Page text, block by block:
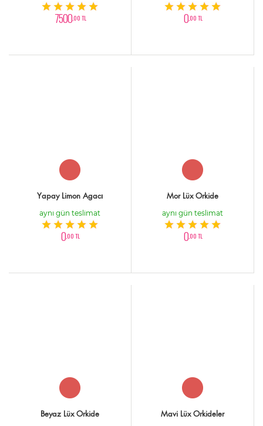
7500,00 TL 0,00 TL
Yapay Limon Agacı
aynı gün teslimat
0,00 TL
Mor Lüx Orkide
aynı gün teslimat
0,00 TL
Beyaz Lüx Orkide Mavi Lüx Orkideler